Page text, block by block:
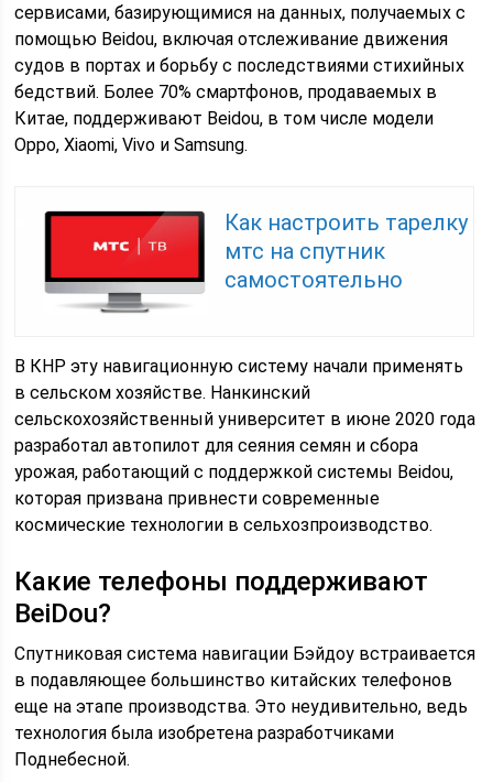
сервисами, базирующимися на данных, получаемых с
помощью Beidou, включая отслеживание движения
судов в портах и борьбу с последствиями стихийных
бедствий. Более 70% смартфонов, продаваемых в
Китае, поддерживают Beidou, в том числе модели
Oppo, Xiaomi, Vivo и Samsung.
Как настроить тарелку
мтс на спутник
самостоятельно
В КНР эту навигационную систему начали применять
в сельском хозяйстве. Нанкинский
сельскохозяйственный университет в июне 2020 года
разработал автопилот для сеяния семян и сбора
урожая, работающий с поддержкой системы Beidou,
которая призвана привнести современные
космические технологии в сельхозпроизводство.
Какие телефоны поддерживают
BeiDou?
Спутниковая система навигации Бэйдоу встраивается
в подавляющее большинство китайских телефонов
еще на этапе производства. Это неудивительно, ведь
технология была изобретена разработчиками
Поднебесной.